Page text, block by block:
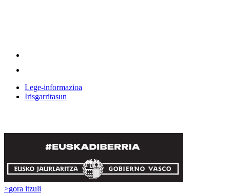
Lege-informazioa
Irisgarritasun
>gora itzuli